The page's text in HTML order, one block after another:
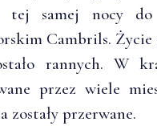
tej samej nocy
Cambrils. Życie
rannych. W
przez wiele
zostały przerwane.